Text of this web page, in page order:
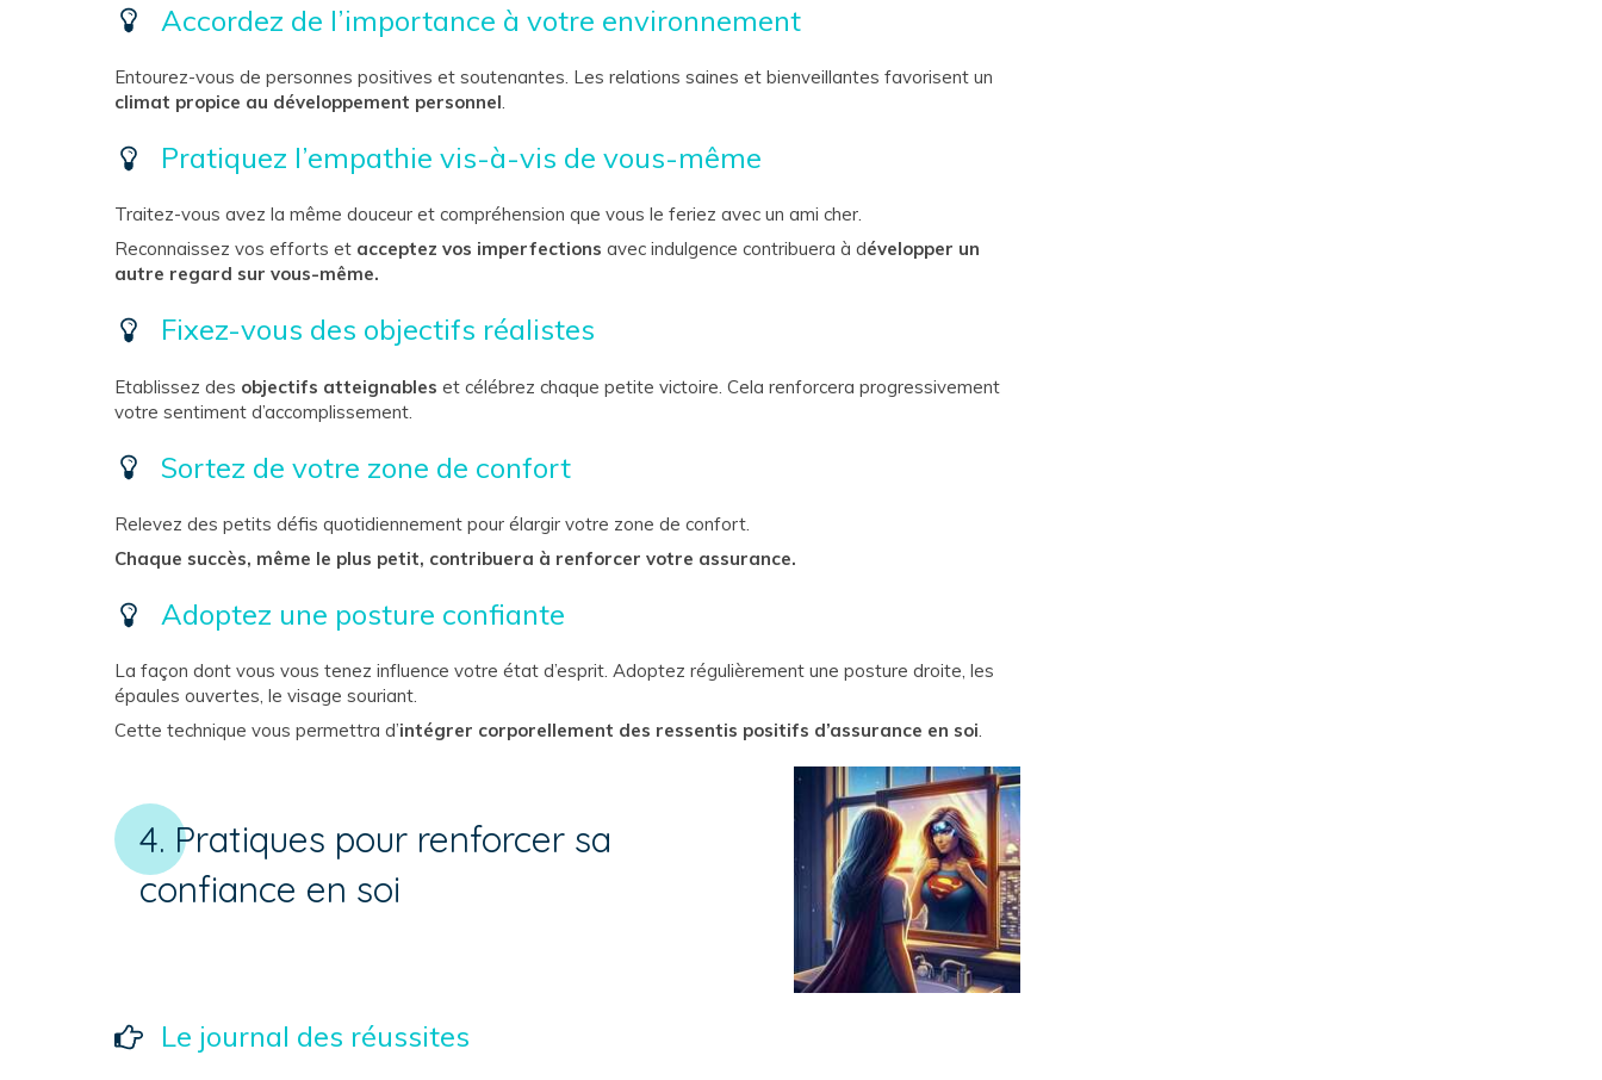
Accordez de l’importance à votre environnement
Entourez-vous de personnes positives et soutenantes. Les relations saines et bienveillantes favorisent un
climat propice au développement personnel.
Pratiquez l’empathie vis-à-vis de vous-même
Traitez-vous avez la même douceur et compréhension que vous le feriez avec un ami cher.
Reconnaissez vos efforts et acceptez vos imperfections avec indulgence contribuera à développer un
autre regard sur vous-même.
Fixez-vous des objectifs réalistes
Etablissez des objectifs atteignables et célébrez chaque petite victoire. Cela renforcera progressivement
votre sentiment d’accomplissement.
Sortez de votre zone de confort
Relevez des petits défis quotidiennement pour élargir votre zone de confort.
Chaque succès, même le plus petit, contribuera à renforcer votre assurance.
Adoptez une posture confiante
La façon dont vous vous tenez influence votre état d’esprit. Adoptez régulièrement une posture droite, les
épaules ouvertes, le visage souriant.
Cette technique vous permettra d’intégrer corporellement des ressentis positifs d’assurance en soi.
4. Pratiques pour renforcer sa
confiance en soi
Le journal des réussites